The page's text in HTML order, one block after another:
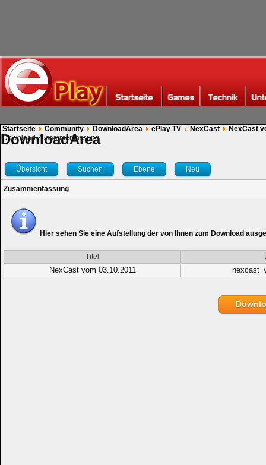
Startseite Community DownloadArea ePlay TV NexCast
NexCast
Download Zusammenfassung
DownloadArea
Übersicht Suchen Ebene Neu
Zusammenfassung
Hier sehen Sie eine Aufstellung der von Ihnen zum Download
Titel
NexCast vom 03.10.2011